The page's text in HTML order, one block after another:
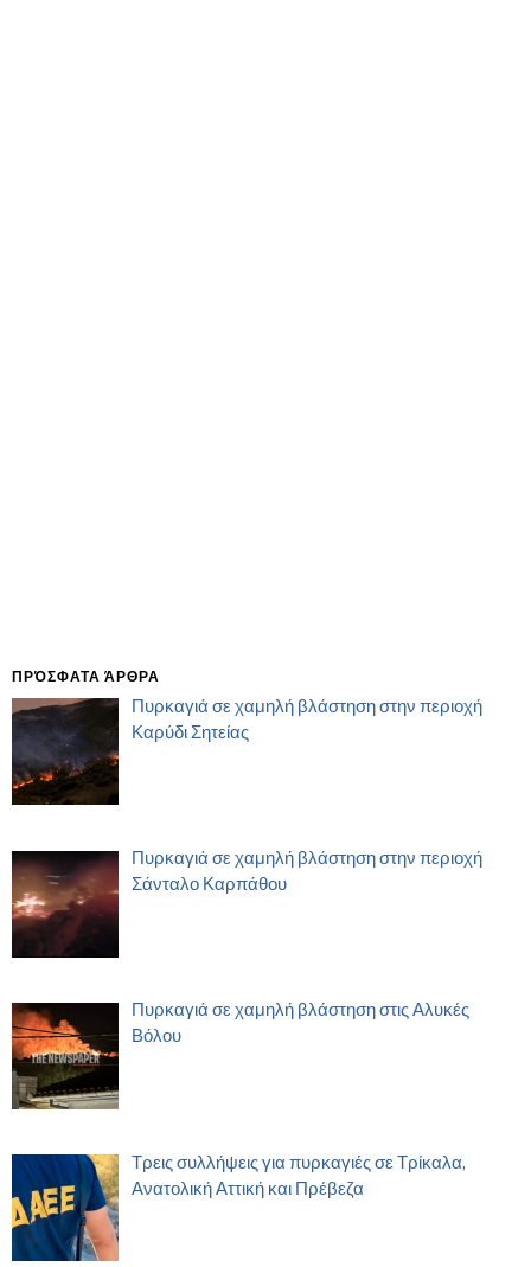
ΠΡΌΣΦΑΤΑ ΆΡΘΡΑ
Πυρκαγιά σε χαμηλή βλάστηση στην περιοχή
Καρύδι Σητείας
Πυρκαγιά σε χαμηλή βλάστηση στην περιοχή
Σάνταλο Καρπάθου
Πυρκαγιά σε χαμηλή βλάστηση στις Αλυκές
Βόλου
Τρεις συλλήψεις για πυρκαγιές σε Τρίκαλα,
Ανατολική Αττική και Πρέβεζα